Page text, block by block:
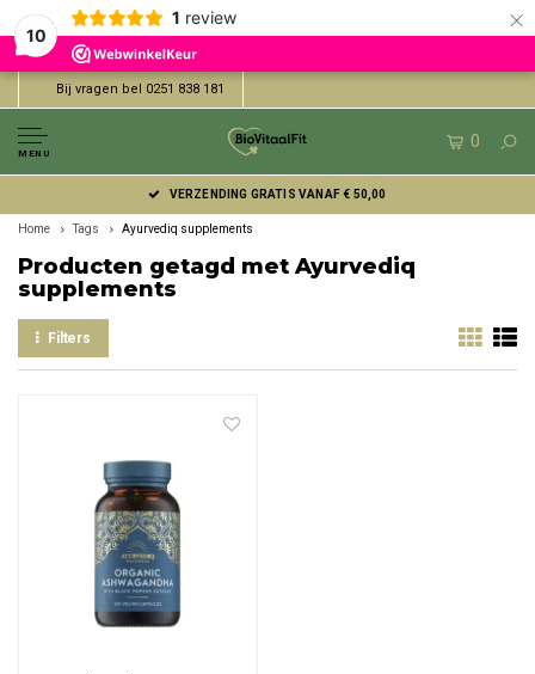
10
1 review ×
Bij vragen bel 0251 838 181
MENU
0
VERZENDING GRATIS VANAF € 50,00
Home Tags Ayurvediq supplements
Producten getagd met Ayurvediq
supplements
Filters